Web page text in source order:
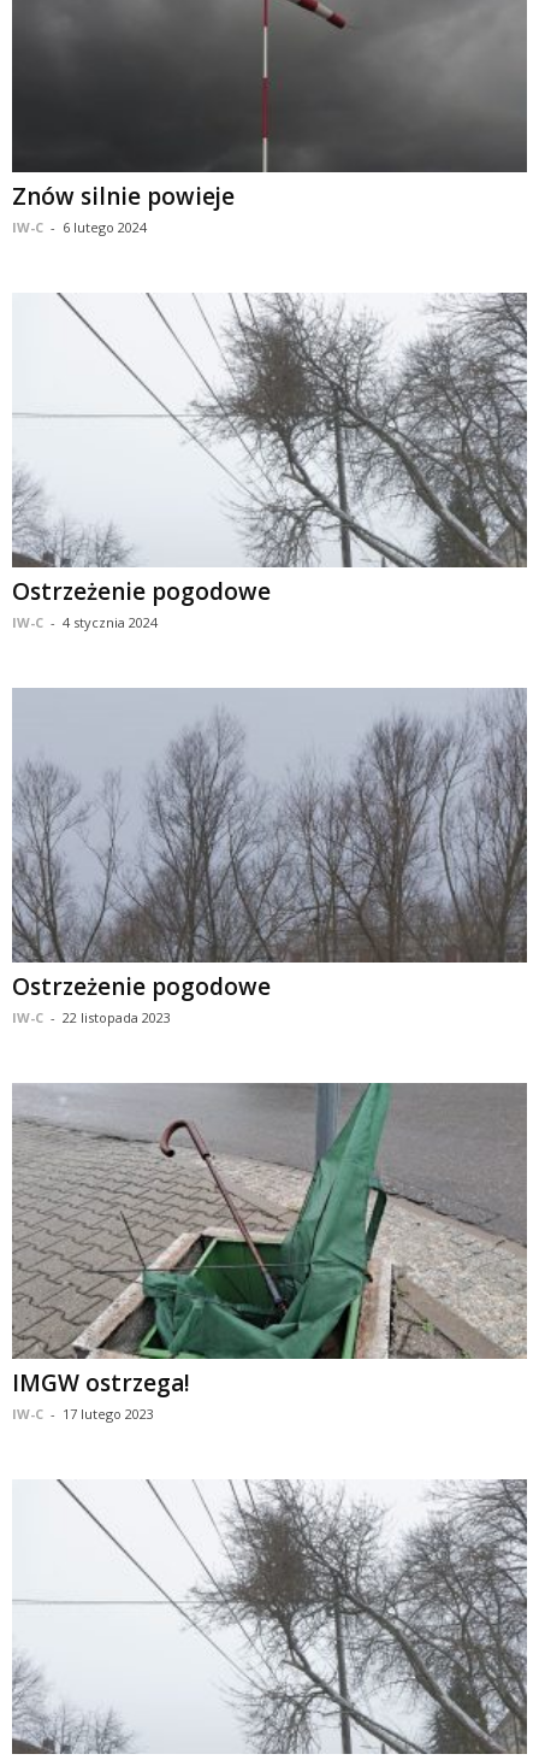
Znów silnie powieje
IW-C - 6 lutego 2024
Ostrzeżenie pogodowe
IW-C - 4 stycznia 2024
Ostrzeżenie pogodowe
IW-C - 22 listopada 2023
IMGW ostrzega!
IW-C - 17 lutego 2023